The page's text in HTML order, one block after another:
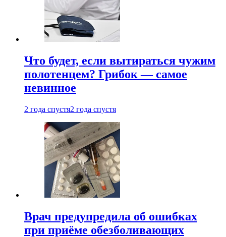
Что будет, если вытираться чужим
полотенцем? Грибок — самое
невинное
2 года спустя2 года спустя
Врач предупредила об ошибках
при приëме обезболивающих